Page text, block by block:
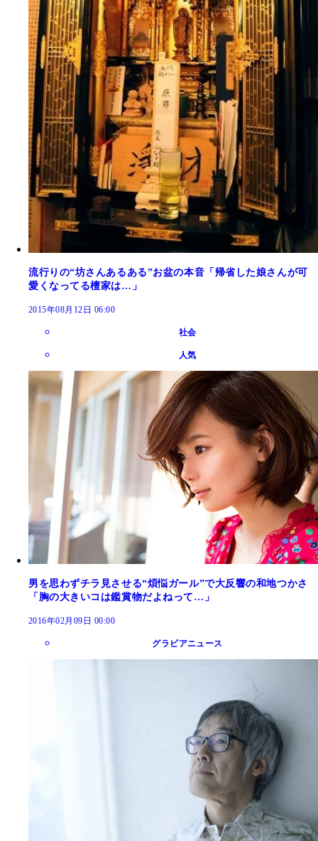
流行りの“坊さんあるある”お盆の本音「帰省した娘さんが可
愛くなってる檀家は…」
2015年08月12日 06:00
社会
人気
男を思わずチラ見させる“煩悩ガール”で大反響の和地つかさ
「胸の大きいコは鑑賞物だよねって…」
2016年02月09日 00:00
グラビアニュース